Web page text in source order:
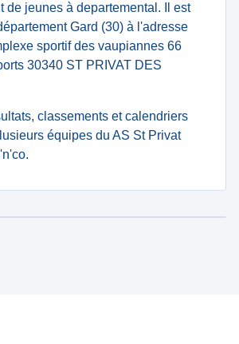
de jeunes à departemental. Il est
Gard (30) à l'adresse
sportif des vaupiannes 66
30340 ST PRIVAT DES
classements et calendriers
équipes du AS St Privat